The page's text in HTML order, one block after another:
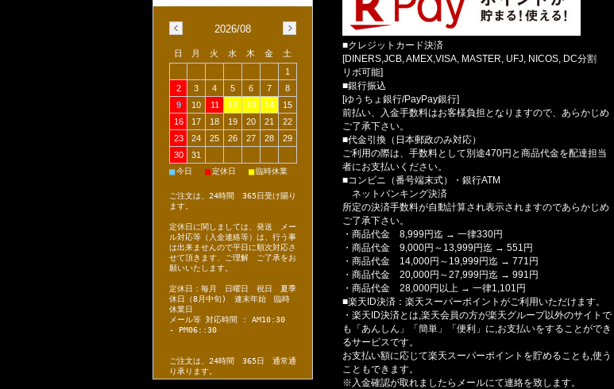
■クレジットカード決済
[DINERS,JCB, AMEX,VISA, MASTER, UFJ, NICOS, DC分割
リボ可能]
■銀行振込
[ゆうちょ銀行/PayPay銀行]
前払い、入金手数料はお客様負担となりますので、あらかじめ
ご了承下さい。
■代金引換（日本郵政のみ対応）
ご利用の際は、手数料として別途470円と商品代金を配達担当
者にお支払いください。
■コンビニ（番号端末式）・銀行ATM
ネットバンキング決済
所定の決済手数料が自動計算され表示されますのであらかじめ
ご了承下さい。
・商品代金 8,999円迄 → 一律330円
・商品代金 9,000円～13,999円迄 → 551円
・商品代金 14,000円～19,999円迄 → 771円
・商品代金 20,000円～27,999円迄 → 991円
・商品代金 28,000円以上 → 一律1,101円
■楽天ID決済：楽天スーパーポイントがご利用いただけます。
・楽天ID決済とは,楽天会員の方が楽天グループ以外のサイトで
も「あんしん」「簡単」「便利」に,お支払いをすることができ
るサービスです。
お支払い額に応じて楽天スーパーポイントを貯めることも,使う
こともできます。
※入金確認が取れましたらメールにて連絡を致します。
2026/08
日 月 火 水 木 金
土
1
2
3 4 5 6 7
8
9
10 11 12 13 14
15
16
17 18 19 20 21
22
23
24 25 26 27 28
29
30
31
■今日 ■定休日 ■臨時休業
ご注文は、24時間 365日受け賜り
ます。
定休日に関しましては、発送 メー
ル対応等（入金連絡等）は、行う事
は出来ませんので平日に順次対応さ
せて頂きます、ご理解 ご了承をお
願いいたします。
定休日：毎月 日曜日 祝日 夏季
休日（8月中旬) 連末年始 臨時
休業日
メール等 対応時間 : AM10:30
- PM06::30
ご注文は、24時間 365日 通常通
り承ります。